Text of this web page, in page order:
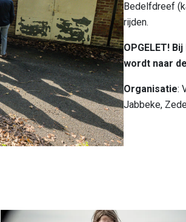
Bedelfdreef
rijden.
OPGELET!
wordt naar
Organisatie:
Jabbeke,